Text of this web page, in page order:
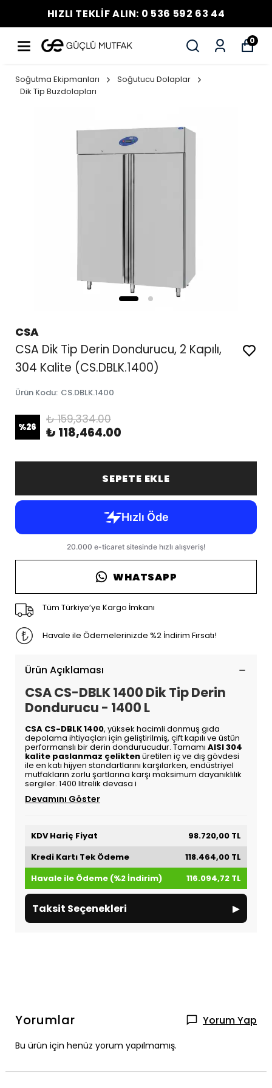
HIZLI TEKLİF ALIN: 0 536 592 63 44
0
Soğutma Ekipmanları
Soğutucu Dolaplar
Dik Tip Buzdolapları
CSA
CSA Dik Tip Derin Dondurucu, 2 Kapılı,
304 Kalite (CS.DBLK.1400)
Ürün Kodu: CS.DBLK.1400
%26
₺ 159,334.00
₺ 118,464.00
SEPETE EKLE
WHATSAPP
Tüm Türkiye’ye Kargo İmkanı
Havale ile Ödemelerinizde %2 İndirim Fırsatı!
Ürün Açıklaması
CSA CS-DBLK 1400 Dik Tip Derin
Dondurucu - 1400 L
CSA CS-DBLK 1400, yüksek hacimli donmuş gıda
depolama ihtiyaçları için geliştirilmiş, çift kapılı ve üstün
performanslı bir derin dondurucudur. Tamamı AISI 304
kalite paslanmaz çeliktenüretilen iç ve dış gövdesi
ile en katı hijyen standartlarını karşılarken, endüstriyel
mutfakların zorlu şartlarına karşı maksimum dayanıklılık
sergiler. 1400 litrelik devasa i
Devamını Göster
KDV Hariç Fiyat
98.720,00 TL
Kredi Kartı Tek Ödeme
118.464,00 TL
Havale ile Ödeme (%2 İndirim)
116.094,72 TL
Taksit Seçenekleri ▸
Yorumlar Yorum Yap
Bu ürün için henüz yorum yapılmamış.